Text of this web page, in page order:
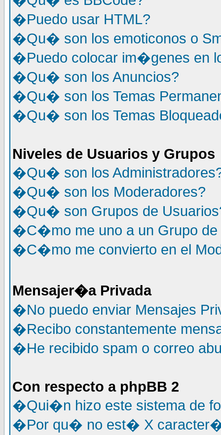
�Puedo usar HTML?
�Qu� son los emoticonos o
�Puedo colocar im�genes en
�Qu� son los Anuncios?
�Qu� son los Temas
�Qu� son los Temas
Niveles de Usuarios y Grupos
�Qu� son los
�Qu� son los Moderadores?
�Qu� son Grupos de
�C�mo me uno a un Grupo de
�C�mo me convierto en el
Mensajer�a Privada
�No puedo enviar Mensajes
�Recibo constantemente
�He recibido spam o correo
Con respecto a phpBB 2
�Qui�n hizo este sistema de
�Por qu� no est� X